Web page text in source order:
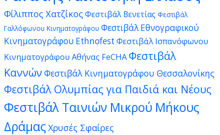
Φίλιππος ΧατζίκοςΦεστιβάλ Βενετίας Φεστιβάλ
Γαλλόφωνου Κινηματογράφου Φεστιβάλ Εθνογραφικού
Κινηματογράφου Ethnofest Φεστιβάλ Ισπανόφωνου
Κινηματογράφου Αθήνας FeCHA Φεστιβάλ
Καννών Φεστιβάλ Κινηματογράφου Θεσσαλονίκης
Φεστιβάλ Ολυμπίας για Παιδιά και Νέους
Φεστιβάλ Ταινιών Μικρού Μήκους
Δράμας Χρυσές Σφαίρες